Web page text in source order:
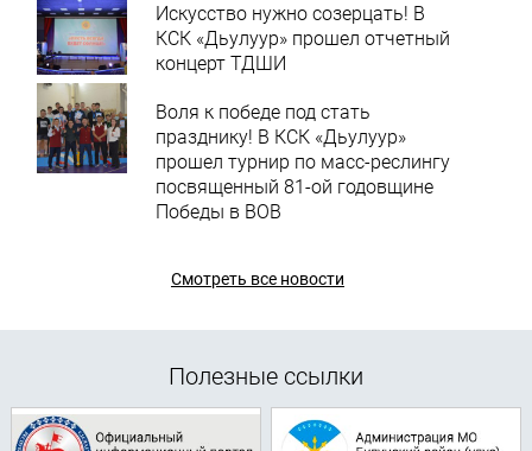
Искусство нужно созерцать! В
КСК «Дьулуур» прошел отчетный
концерт ТДШИ
Воля к победе под стать
празднику! В КСК «Дьулуур»
прошел турнир по масс-реслингу
посвященный 81-ой годовщине
Победы в ВОВ
Смотреть все новости
Полезные ссылки